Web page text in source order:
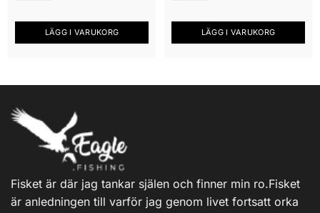
LÄGG I VARUKORG LÄGG I VARUKORG
Fisket är där jag tankar själen och finner min ro.Fisket
är anledningen till varför jag genom livet fortsatt orka